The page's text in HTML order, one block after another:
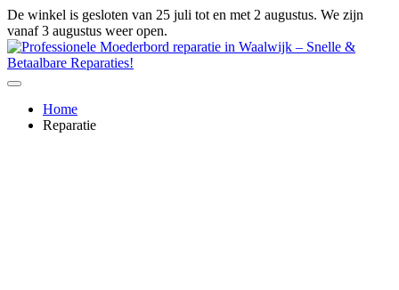
Ga
naar
de
inhoud
De winkel is gesloten van 25 juli tot en met 2 augustus. We zijn
vanaf 3 augustus weer open.
Home
Reparatie